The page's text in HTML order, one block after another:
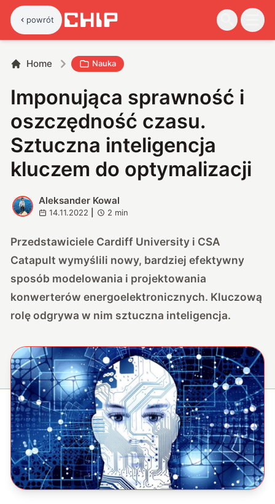
powrót
Home Nauka
Imponująca sprawność i
oszczędność czasu.
Sztuczna inteligencja
kluczem do optymalizacji
A
Aleksander Kowal
14.11.2022 2 min
Przedstawiciele Cardiff University i CSA
Catapult wymyślili nowy, bardziej efektywny
sposób modelowania i projektowania
konwerterów energoelektronicznych. Kluczową
rolę odgrywa w nim sztuczna inteligencja.